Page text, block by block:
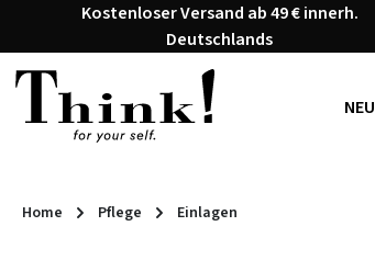
Hauptinhalt springen
Zur Suche springen
Zur Hauptnavigation springen
Kostenloser Versand ab 49 € innerh.
Deutschlands
NEU
Home Pflege Einlagen